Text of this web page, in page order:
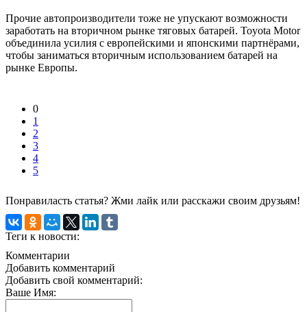
Прочие автопроизводители тоже не упускают возможности
заработать на вторичном рынке тяговых батарей. Toyota Motor
объединила усилия с европейскими и японскими партнёрами,
чтобы заниматься вторичным использованием батарей на
рынке Европы.
0
1
2
3
4
5
Понравиласть статья? Жми лайк или расскажи своим друзьям!
Теги к новости:
Комментарии
Добавить комментарий
Добавить свой комментарий:
Ваше Имя: